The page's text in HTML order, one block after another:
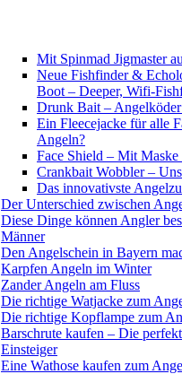
Mit Spinmad Jigmaster
Neue Fishfinder &
Boot – Deeper, Wifi-
Drunk Bait –
Ein Fleecejacke für alle
Angeln?
Face Shield – Mit
Crankbait Wobbler –
Das innovativste
Der Unterschied zwischen
Diese Dinge können Angler
Männer
Den Angelschein in Bayern
Karpfen Angeln im Winter
Zander Angeln am Fluss
Die richtige Watjacke zum
Die richtige Kopflampe zum
Barschrute kaufen – Die
Einsteiger
Eine Wathose kaufen zum